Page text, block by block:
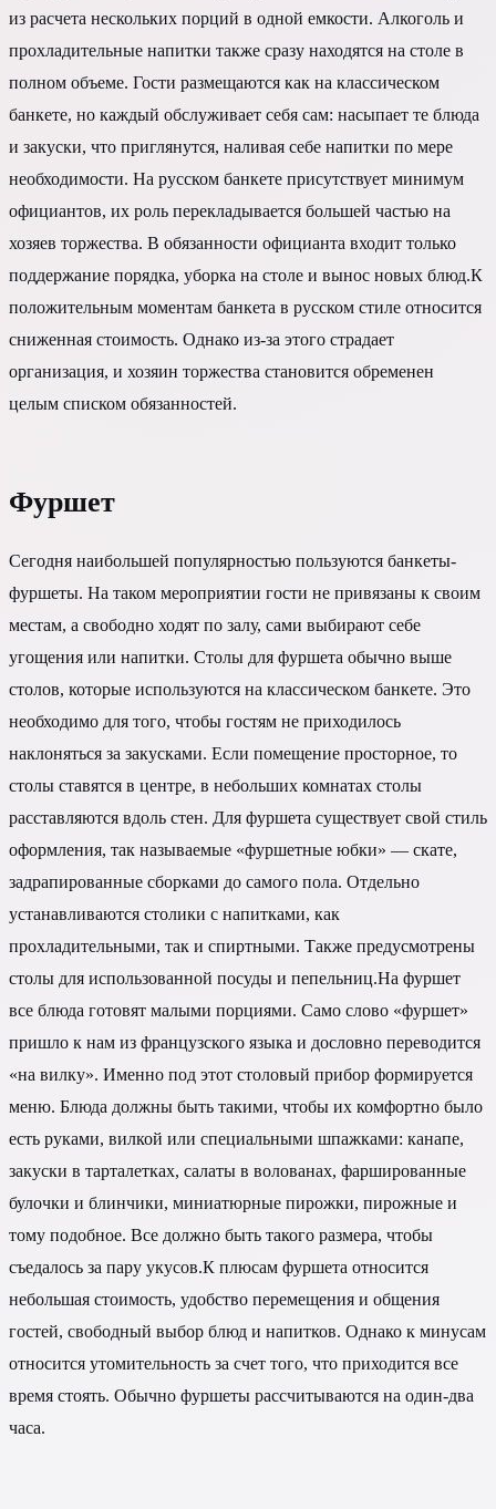
из расчета нескольких порций в одной емкости. Алкоголь и
прохладительные напитки также сразу находятся на столе в
полном объеме. Гости размещаются как на классическом
банкете, но каждый обслуживает себя сам: насыпает те блюда
и закуски, что приглянутся, наливая себе напитки по мере
необходимости. На русском банкете присутствует минимум
официантов, их роль перекладывается большей частью на
хозяев торжества. В обязанности официанта входит только
поддержание порядка, уборка на столе и вынос новых блюд.К
положительным моментам банкета в русском стиле относится
сниженная стоимость. Однако из-за этого страдает
организация, и хозяин торжества становится обременен
целым списком обязанностей.
Фуршет
Сегодня наибольшей популярностью пользуются банкеты-
фуршеты. На таком мероприятии гости не привязаны к своим
местам, а свободно ходят по залу, сами выбирают себе
угощения или напитки. Столы для фуршета обычно выше
столов, которые используются на классическом банкете. Это
необходимо для того, чтобы гостям не приходилось
наклоняться за закусками. Если помещение просторное, то
столы ставятся в центре, в небольших комнатах столы
расставляются вдоль стен. Для фуршета существует свой стиль
оформления, так называемые «фуршетные юбки» — скате,
задрапированные сборками до самого пола. Отдельно
устанавливаются столики с напитками, как
прохладительными, так и спиртными. Также предусмотрены
столы для использованной посуды и пепельниц.На фуршет
все блюда готовят малыми порциями. Само слово «фуршет»
пришло к нам из французского языка и дословно переводится
«на вилку». Именно под этот столовый прибор формируется
меню. Блюда должны быть такими, чтобы их комфортно было
есть руками, вилкой или специальными шпажками: канапе,
закуски в тарталетках, салаты в волованах, фаршированные
булочки и блинчики, миниатюрные пирожки, пирожные и
тому подобное. Все должно быть такого размера, чтобы
съедалось за пару укусов.К плюсам фуршета относится
небольшая стоимость, удобство перемещения и общения
гостей, свободный выбор блюд и напитков. Однако к минусам
относится утомительность за счет того, что приходится все
время стоять. Обычно фуршеты рассчитываются на один-два
часа.